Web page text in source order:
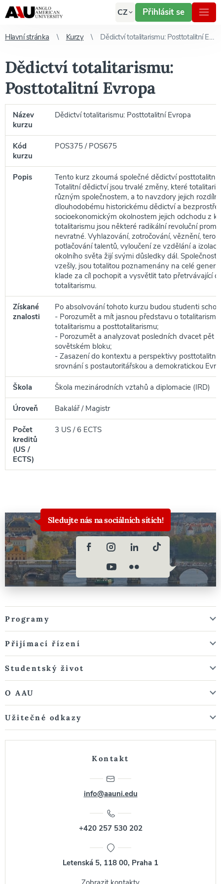
CZ Přihlásit se
Hlavní stránka Kurzy Dědictví totalitarismu: Posttotalitní Evropa
Dědictví totalitarismu:
Posttotalitní Evropa
Název
kurzu
Dědictví totalitarismu: Posttotalitní Evropa
Kód
kurzu
POS375 / POS675
Popis
Tento kurz zkoumá společné dědictví
Totalitní dědictví jsou trvalé změny, které
různým společnostem, a to navzdory jejich
dlouhodobému historickému dědictví a
socioekonomickým okolnostem jejich odchodu z
totalitarismu jsou některé radikální revoluční
nevratné. Vyhlazování, zotročování, věznění,
potlačování talentů, vyloučení ze vzdělání a
okolního světa žijí svými důsledky dál.
vzešly, jsou totalitou poznamenány na celé
klade za cíl pochopit a vysvětlit tato přetrvávající
totalitarismu.
Získané
znalosti
Po absolvování tohoto kurzu budou studenti
- Porozumět a mít jasnou představu o
totalitarismu a posttotalitarismu;
- Porozumět a analyzovat posledních dvacet pět
sovětském bloku;
- Zasazení do kontextu a perspektivy posttotalitní
srovnání s postautoritářskou a demokratickou
Škola Škola mezinárodních vztahů a diplomacie (IRD)
Úroveň Bakalář / Magistr
Počet
kreditů
(US /
ECTS)
3 US / 6 ECTS
Sledujte nás na sociálních sítích!
Programy
Přijímací řízení
Studentský život
O AAU
Užitečné odkazy
Kontakt
info@aauni.edu
+420 257 530 202
Letenská 5, 118 00, Praha 1